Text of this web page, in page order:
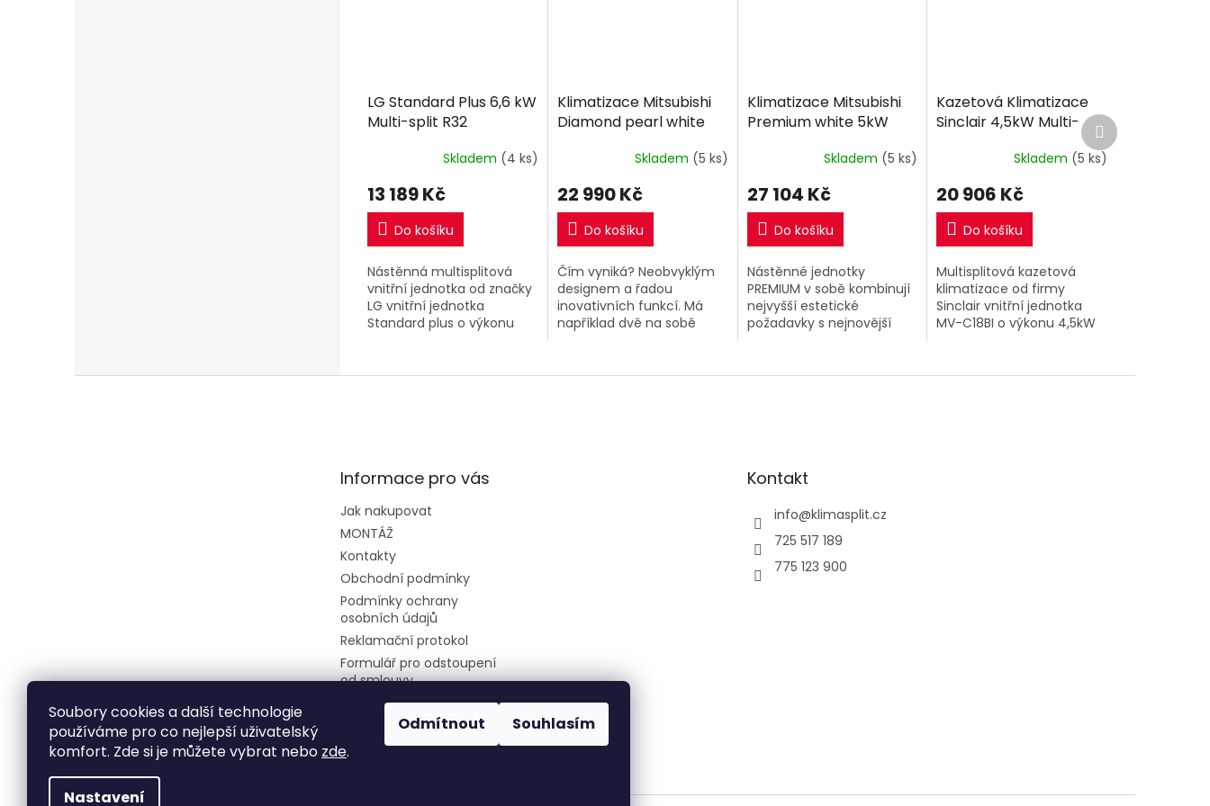
Soubory cookies a další technologie
používáme pro co nejlepší uživatelský
komfort. Zde si je můžete vybrat nebo zde.
Nastavení
Odmítnout Souhlasím
LG Standard Plus 6,6 kW
Multi-split R32
Skladem (4 ks)
13 189 Kč
Do košíku
Nástěnná multisplitová
vnitřní jednotka od značky
LG vnitřní jednotka
Standard plus o výkonu
Klimatizace Mitsubishi
Diamond pearl white
Skladem (5 ks)
22 990 Kč
Do košíku
Čím vyniká? Neobvyklým
designem a řadou
inovativních funkcí. Má
například dvě na sobě
vzduchu můžete
Klimatizace Mitsubishi
Premium white 5kW
Skladem (5 ks)
27 104 Kč
Do košíku
Nástěnné jednotky
PREMIUM v sobě kombinují
nejvyšší estetické
požadavky s nejnovější
chod a nízká spotřeba
Kazetová Klimatizace
Sinclair 4,5kW Multi-
Skladem (5 ks)
20 906 Kč
Do košíku
Multisplitová kazetová
klimatizace od firmy
Sinclair vnitřní jednotka
MV-C18BI o výkonu 4,5kW
Další
produkt
Informace pro vás
Jak nakupovat
MONTÁŽ
Kontakty
Obchodní podmínky
Podmínky ochrany
osobních údajů
Reklamační protokol
Formulář pro odstoupení
od smlouvy
Kontakt
info@klimasplit.cz
725 517 189
775 123 900